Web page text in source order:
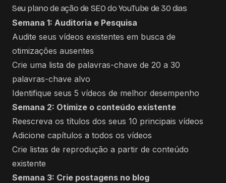
Seu plano de ação de SEO do YouTube de 30 dias
Semana 1: Auditoria e Pesquisa
Audite seus vídeos existentes em busca de
otimizações ausentes
Crie uma lista de palavras-chave de 20 a 30
palavras-chave alvo
Identifique seus 5 vídeos de melhor desempenho
Semana 2: Otimize o conteúdo existente
Reescreva os títulos dos seus 10 principais vídeos
Adicione capítulos a todos os vídeos
Crie listas de reprodução a partir de conteúdo
existente
Semana 3: Crie postagens no blog